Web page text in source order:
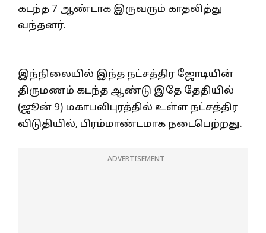
கடந்த 7 ஆண்டாக இருவரும் காதலித்து
வந்தனர்.
இந்நிலையில் இந்த நட்சத்திர ஜோடியின்
திருமணம் கடந்த ஆண்டு இதே தேதியில்
(ஜூன் 9) மகாபலிபுரத்தில் உள்ள நட்சத்திர
விடுதியில், பிரம்மாண்டமாக நடைபெற்றது.
ADVERTISEMENT